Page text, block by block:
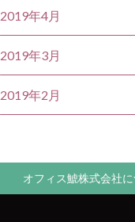
2019年4月
2019年3月
2019年2月
オフィス鯱株式会社